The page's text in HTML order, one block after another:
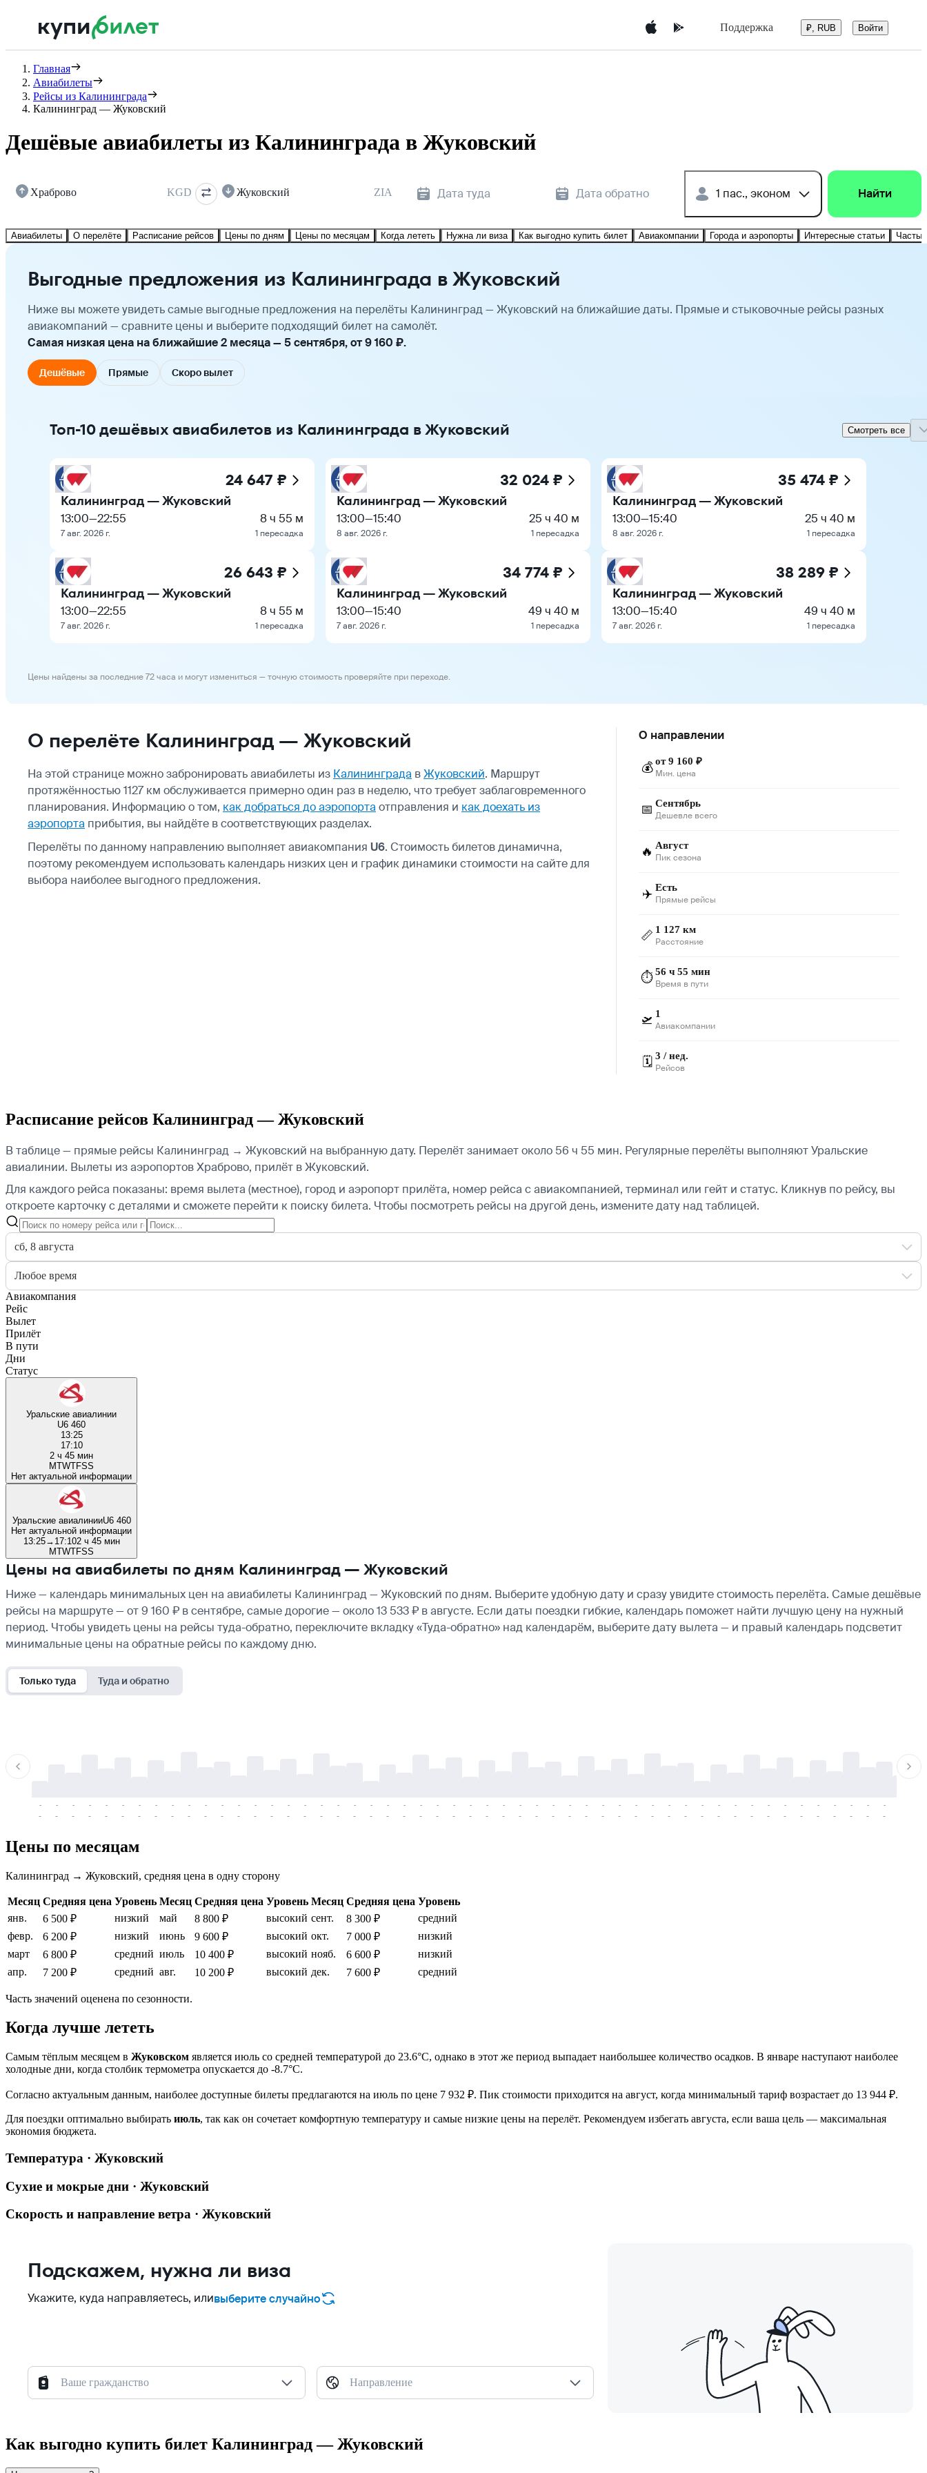
Поддержка ₽, RUB Войти
Главная
Авиабилеты
Рейсы из Калининграда
Калининград — Жуковский
Дешёвые авиабилеты из Калининграда в Жуковский
Храброво KGD Жуковский ZIA Дата туда Дата обратно 1 пас., эконом Найти
Авиабилеты О перелёте Расписание рейсов Цены по дням Цены по месяцам Когда лететь Нужна ли виза Как выгодно купить билет Авиакомпании Города и аэропорты Интересные статьи
Выгодные предложения из Калининграда в Жуковский
Ниже вы можете увидеть самые выгодные предложения на перелёты Калининград — Жуковский на ближайшие даты. Прямые и стыковочные рейсы разных
авиакомпаний — сравните цены и выберите подходящий билет на самолёт.
Самая низкая цена на ближайшие 2 месяца — 5 сентября, от 9 160 ₽.
Дешёвые Прямые Скоро вылет
Топ-10 дешёвых авиабилетов из Калининграда в Жуковский Смотреть все
24 647 ₽
Калининград — Жуковский
13:00—22:55
7 авг. 2026 г.
8 ч 55 м
1 пересадка
26 643 ₽
Калининград — Жуковский
13:00—22:55
7 авг. 2026 г.
8 ч 55 м
1 пересадка
32 024 ₽
Калининград — Жуковский
13:00—15:40
8 авг. 2026 г.
25 ч 40 м
1 пересадка
34 774 ₽
Калининград — Жуковский
13:00—15:40
7 авг. 2026 г.
49 ч 40 м
1 пересадка
35 474 ₽
Калининград — Жуковский
13:00—15:40
8 авг. 2026 г.
25 ч 40 м
1 пересадка
38 289 ₽
Калининград — Жуковский
13:00—15:40
7 авг. 2026 г.
49 ч 40 м
1 пересадка
Цены найдены за последние 72 часа и могут измениться — точную стоимость проверяйте при переходе.
О перелёте Калининград — Жуковский
На этой странице можно забронировать авиабилеты из Калининграда вЖуковский. Маршрут
протяжённостью 1127 км обслуживается примерно один раз в неделю, что требует заблаговременного
планирования. Информацию о том, как добраться до аэропорта отправления и как доехать из
аэропорта прибытия, вы найдёте в соответствующих разделах.
Перелёты по данному направлению выполняет авиакомпания U6. Стоимость билетов динамична,
поэтому рекомендуем использовать календарь низких цен и график динамики стоимости на сайте для
выбора наиболее выгодного предложения.
О направлении
💰 от 9 160 ₽
Мин. цена
📅 Сентябрь
Дешевле всего
🔥 Август
Пик сезона
✈️ Есть
Прямые рейсы
📏 1 127 км
Расстояние
⏱️ 56 ч 55 мин
Время в пути
🛫 1
Авиакомпании
🗓️ 3 / нед.
Рейсов
Расписание рейсов Калининград — Жуковский
В таблице — прямые рейсы Калининград → Жуковский на выбранную дату. Перелёт занимает около 56 ч 55 мин. Регулярные перелёты выполняют Уральские
авиалинии. Вылеты из аэропортов Храброво, прилёт в Жуковский.
Для каждого рейса показаны: время вылета (местное), город и аэропорт прилёта, номер рейса с авиакомпанией, терминал или гейт и статус. Кликнув по рейсу, вы
откроете карточку с деталями и сможете перейти к поиску билета. Чтобы посмотреть рейсы на другой день, измените дату над таблицей.
сб, 8 августа
Любое время
Авиакомпания
Рейс
Вылет
Прилёт
В пути
Дни
Статус
Уральские авиалинии
U6 460
13:25
17:10
2 ч 45 мин
MTWTFSS
Нет актуальной информации
Уральские авиалинииU6 460
Нет актуальной информации
13:25→ 17:102 ч 45 мин
MTWTFSS
Цены на авиабилеты по дням Калининград — Жуковский
Ниже — календарь минимальных цен на авиабилеты Калининград — Жуковский по дням. Выберите удобную дату и сразу увидите стоимость перелёта. Самые дешёвые
рейсы на маршруте — от 9 160 ₽ в сентябре, самые дорогие — около 13 533 ₽ в августе. Если даты поездки гибкие, календарь поможет найти лучшую цену на нужный
период. Чтобы увидеть цены на рейсы туда-обратно, переключите вкладку «Туда-обратно» над календарём, выберите дату вылета — и правый календарь подсветит
минимальные цены на обратные рейсы по каждому дню.
Только туда Туда и обратно
-
-
-
-
-
-
-
-
-
-
-
-
-
-
-
-
-
-
-
-
-
-
-
-
-
-
-
-
-
-
-
-
-
-
-
-
-
-
-
-
-
-
-
-
-
-
-
-
-
-
-
-
-
-
-
-
-
-
-
-
-
-
-
-
-
-
-
-
-
-
-
-
-
-
-
-
-
-
-
-
-
-
-
-
-
-
-
-
-
-
-
-
-
-
-
-
-
-
-
-
-
-
-
-
Цены по месяцам
Калининград → Жуковский, средняя цена в одну сторону
Месяц Средняя цена Уровень Месяц Средняя цена Уровень Месяц Средняя цена Уровень
янв.
6 500 ₽ низкий май 8 800 ₽ высокий сент. 8 300 ₽
средний
февр.
6 200 ₽ низкий июнь 9 600 ₽ высокий окт. 7 000 ₽
низкий
март
6 800 ₽ средний июль 10 400 ₽ высокий нояб. 6 600 ₽
низкий
апр.
7 200 ₽ средний авг. 10 200 ₽ высокий дек. 7 600 ₽ средний
Часть значений оценена по сезонности.
Когда лучше лететь
Самым тёплым месяцем в Жуковском является июль со средней температурой до 23.6°C, однако в этот же период выпадает наибольшее количество осадков. В январе наступают наиболее
холодные дни, когда столбик термометра опускается до -8.7°C.
Согласно актуальным данным, наиболее доступные билеты предлагаются на июль по цене 7 932 ₽. Пик стоимости приходится на август, когда минимальный тариф возрастает до 13 944 ₽.
Для поездки оптимально выбирать июль, так как он сочетает комфортную температуру и самые низкие цены на перелёт. Рекомендуем избегать августа, если ваша цель — максимальная
экономия бюджета.
Температура · Жуковский
Сухие и мокрые дни · Жуковский
Скорость и направление ветра · Жуковский
Подскажем, нужна ли виза
Укажите, куда направляетесь, иливыберите случайно
Ваше гражданство Направление
Как выгодно купить билет Калининград — Жуковский